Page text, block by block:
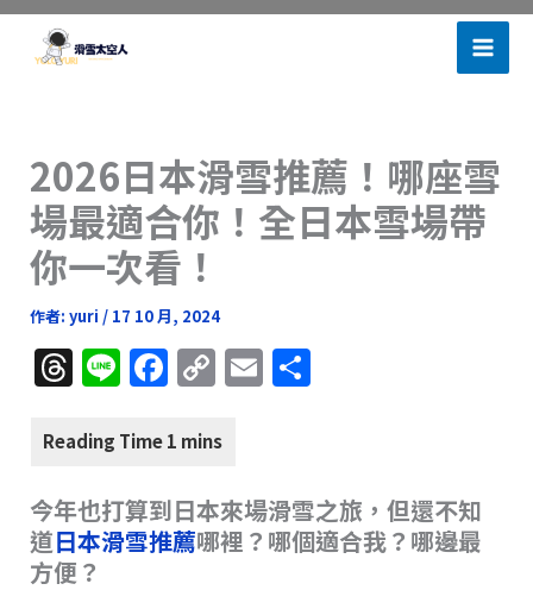
跳
2026日本滑雪推薦！哪座雪
場最適合你！全日本雪場帶
你一次看！
作者: yuri / 17 10 月, 2024
T
h
re
d
s
Li
n
e
F
a
c
b
o
C
o
p
Li
n
E
m
分
今年也打算到日本來場滑雪之旅，但還不知
道日本滑雪推薦哪裡？哪個適合我？哪邊最
方便？